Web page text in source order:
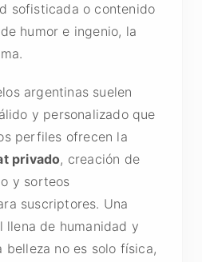
sofisticada o contenido
humor e ingenio, la
argentinas suelen
y personalizado que
perfiles ofrecen la
privado, creación de
y sorteos
suscriptores. Una
llena de humanidad y
belleza no es solo física,